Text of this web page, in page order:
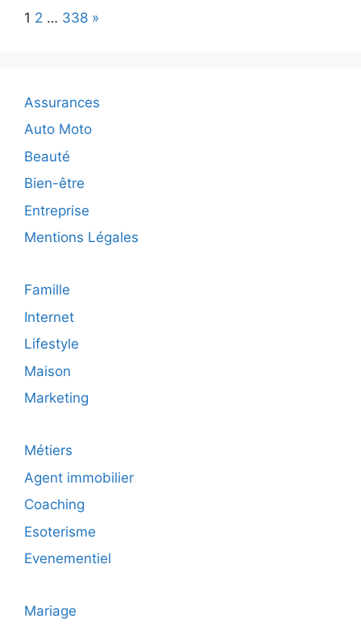
Page:
1 2 … 338 Next
»
Assurances
Auto Moto
Beauté
Bien-être
Entreprise
Mentions Légales
Famille
Internet
Lifestyle
Maison
Marketing
Métiers
Agent immobilier
Coaching
Esoterisme
Evenementiel
Mariage